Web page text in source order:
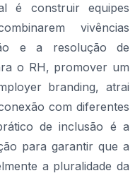
é construir equipes
vivências
e a resolução de
o RH, promover um
branding, atrai
com diferentes
de inclusão é a
para garantir que a
a pluralidade da